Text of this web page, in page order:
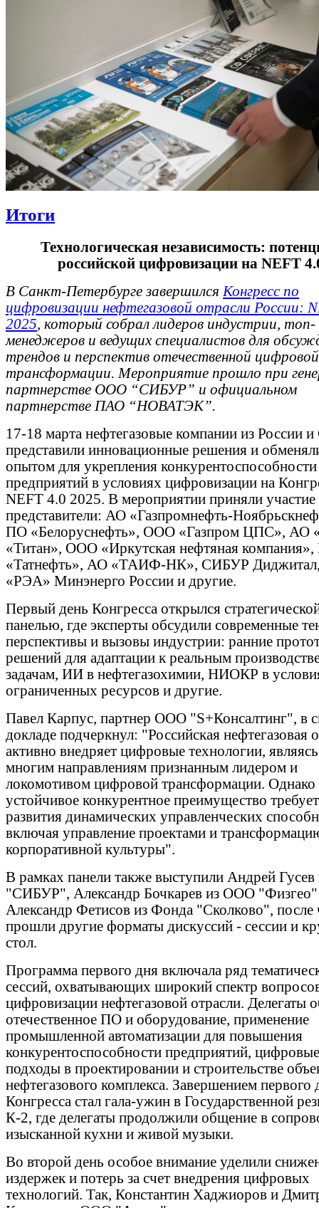
Итоги
Технологическая независимость:
российской цифровизации на NEFT
В Санкт-Петербурге завершился Конгресс по
цифровизации нефтегазовой отрасли России:
2025, который собрал лидеров индустрии, топ-
менеджеров и ведущих специалистов для
трендов и перспектив отечественной цифровой
трансформации. Мероприятие прошло при
партнерстве ООО “СИБУР” и официальном
партнерстве ПАО “НОВАТЭК”.
17-18 марта нефтегазовые компании из России
представили инновационные решения и
опытом для укрепления конкурентоспособности
предприятий в условиях цифровизации на
NEFT 4.0 2025. В мероприятии приняли участие
представители: АО «Газпромнефть-
ПО «Белоруснефть», ООО «Газпром ЦПС», АО
«Титан», ООО «Иркутская нефтяная
«Татнефть», АО «ТАИФ-НК», СИБУР
«РЭА» Минэнерго России и другие.
Первый день Конгресса открылся
панелью, где эксперты обсудили современные
перспективы и вызовы индустрии: ранние
решений для адаптации к реальным
задачам, ИИ в нефтегазохимии, НИОКР в
ограниченных ресурсов и другие.
Павел Карпус, партнер ООО "S+Консалтинг", в
докладе подчеркнул: "Российская нефтегазовая
активно внедряет цифровые технологии,
многим направлениям признанным лидером и
локомотивом цифровой трансформации. Однако
устойчивое конкурентное преимущество
развития динамических управленческих
включая управление проектами и
корпоративной культуры".
В рамках панели также выступили Андрей
"СИБУР", Александр Бочкарев из ООО
Александр Фетисов из Фонда "Сколково", после
прошли другие форматы дискуссий - сессии и
стол.
Программа первого дня включала ряд
сессий, охватывающих широкий спектр
цифровизации нефтегазовой отрасли. Делегаты
отечественное ПО и оборудование, применение
промышленной автоматизации для повышения
конкурентоспособности предприятий, цифровые
подходы в проектировании и строительстве
нефтегазового комплекса. Завершением первого
Конгресса стал гала-ужин в Государственной
К-2, где делегаты продолжили общение в
изысканной кухни и живой музыки.
Во второй день особое внимание уделили
издержек и потерь за счет внедрения цифровых
технологий. Так, Константин Хаджиоров и